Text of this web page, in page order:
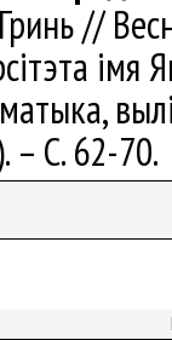
//
імя
– С. 62-70.